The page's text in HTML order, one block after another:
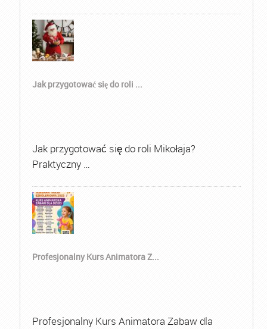
Jak przygotować się do roli ...
Jak przygotować się do roli Mikołaja?
Praktyczny …
Profesjonalny Kurs Animatora Z...
Profesjonalny Kurs Animatora Zabaw dla